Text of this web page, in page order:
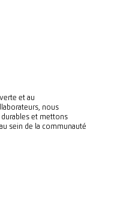
et au
nous
et mettons
sein de la communauté